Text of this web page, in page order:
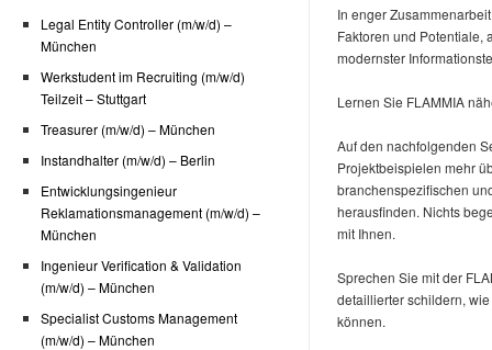
Legal Entity Controller (m/w/d) –
München
Werkstudent im Recruiting (m/w/d)
Teilzeit – Stuttgart
Treasurer (m/w/d) – München
Instandhalter (m/w/d) – Berlin
Entwicklungsingenieur
Reklamationsmanagement (m/w/d) –
München
Ingenieur Verification & Validation
(m/w/d) – München
Specialist Customs Management
(m/w/d) – München
In enger
Faktoren und Potentiale,
modernster
Lernen Sie FLAMMIA
Auf den nachfolgenden
Projektbeispielen mehr
branchenspezifischen
herausfinden. Nichts
mit Ihnen.
Sprechen Sie mit der
detaillierter schildern,
können.